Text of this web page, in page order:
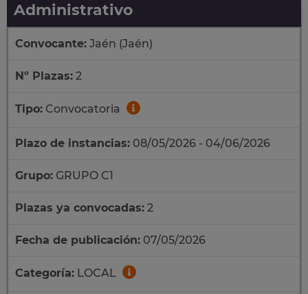
Administrativo
Convocante: Jaén (Jaén)
Nº Plazas: 2
Tipo: Convocatoria
Plazo de instancias: 08/05/2026 - 04/06/2026
Grupo: GRUPO C1
Plazas ya convocadas: 2
Fecha de publicación: 07/05/2026
Categoría: LOCAL